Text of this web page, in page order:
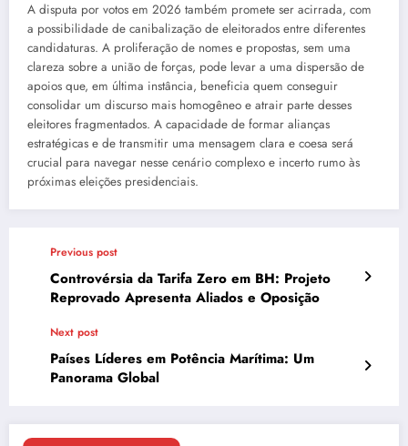
A disputa por votos em 2026 também promete ser acirrada, com
a possibilidade de canibalização de eleitorados entre diferentes
candidaturas. A proliferação de nomes e propostas, sem uma
clareza sobre a união de forças, pode levar a uma dispersão de
apoios que, em última instância, beneficia quem conseguir
consolidar um discurso mais homogêneo e atrair parte desses
eleitores fragmentados. A capacidade de formar alianças
estratégicas e de transmitir uma mensagem clara e coesa será
crucial para navegar nesse cenário complexo e incerto rumo às
próximas eleições presidenciais.
Previous post
Controvérsia da Tarifa Zero em BH: Projeto
Reprovado Apresenta Aliados e Oposição
Next post
Países Líderes em Potência Marítima: Um
Panorama Global